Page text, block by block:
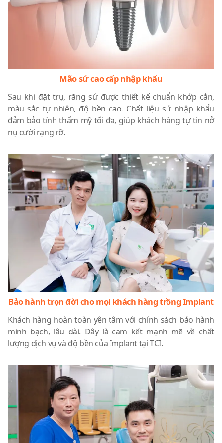
Mão sứ cao cấp nhập khẩu
Sau khi đặt trụ, răng sứ được thiết kế chuẩn khớp cắn,
màu sắc tự nhiên, độ bền cao. Chất liệu sứ nhập khẩu
đảm bảo tính thẩm mỹ tối đa, giúp khách hàng tự tin nở
nụ cười rạng rỡ.
Bảo hành trọn đời cho mọi khách hàng trồng Implant
Khách hàng hoàn toàn yên tâm với chính sách bảo hành
minh bạch, lâu dài. Đây là cam kết mạnh mẽ về chất
lượng dịch vụ và độ bền của Implant tại TCI.